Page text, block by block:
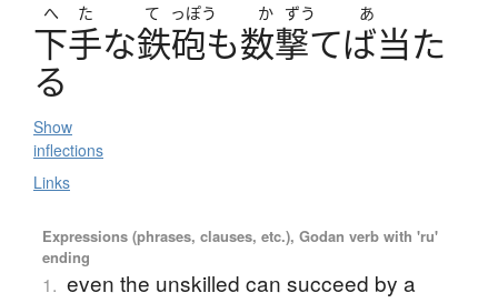
へ た て っぽう か ずう あ
下手な鉄砲も数撃てば当た
る
Show
inflections
Links
Expressions (phrases, clauses, etc.), Godan verb with 'ru'
ending
1. even the unskilled can succeed by a